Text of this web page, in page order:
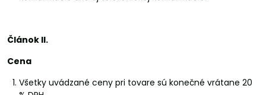
Článok II.
Cena
Všetky uvádzané ceny pri tovare sú konečné vrátane 20